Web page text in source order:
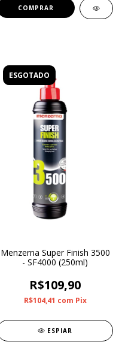
ESGOTADO
Menzerna Super Finish 3500
- SF4000 (250ml)
R$109,90
R$104,41 com Pix
ESPIAR